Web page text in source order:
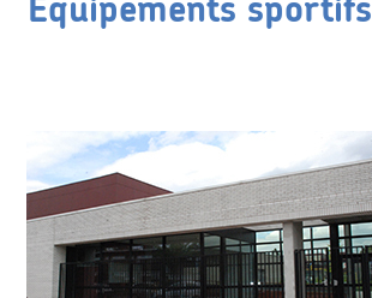
Équipements sportifs